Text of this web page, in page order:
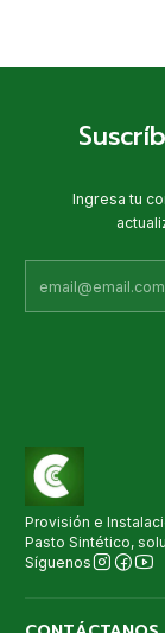
Ingresa tu
Provisión e
Pasto Sintético,
Síguenos